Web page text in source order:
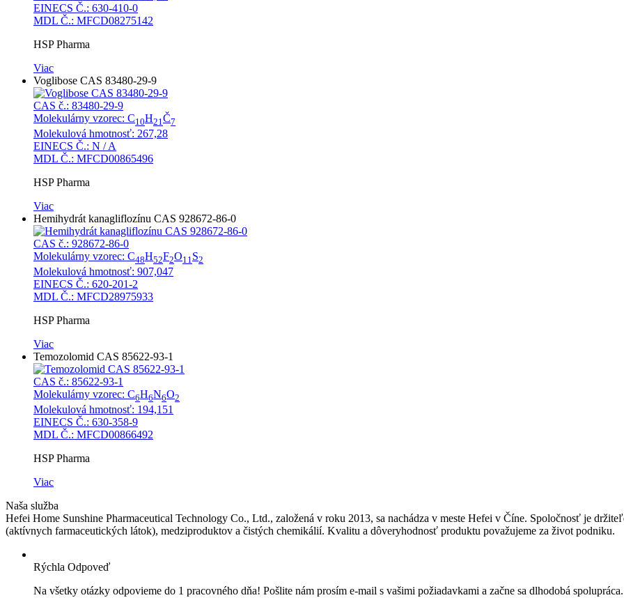
EINECS Č.: 630-410-0
MDL Č.: MFCD08275142
HSP Pharma
Viac
Voglibose CAS 83480-29-9
CAS č.: 83480-29-9
Molekulárny vzorec: C10H21 Č7
Molekulová hmotnosť: 267,28
EINECS Č.: N / A
MDL Č.: MFCD00865496
HSP Pharma
Viac
Hemihydrát kanagliflozínu CAS 928672-86-0
CAS č.: 928672-86-0
Molekulárny vzorec: C48H52F2O11 S2
Molekulová hmotnosť: 907,047
EINECS Č.: 620-201-2
MDL Č.: MFCD28975933
HSP Pharma
Viac
Temozolomid CAS 85622-93-1
CAS č.: 85622-93-1
Molekulárny vzorec: C6H6N6O2
Molekulová hmotnosť: 194,151
EINECS Č.: 630-358-9
MDL Č.: MFCD00866492
HSP Pharma
Viac
Naša služba
Hefei Home Sunshine Pharmaceutical Technology Co., Ltd., založená v roku 2013, sa nachádza v meste Hefei v Číne. Spoločnosť je
(aktívnych farmaceutických látok), medziproduktov a čistých chemikálií. Kvalitu a dôveryhodnosť produktu považujeme za život podniku.
Rýchla Odpoveď
Na všetky otázky odpovieme do 1 pracovného dňa! Pošlite nám prosím e-mail s vašimi požiadavkami a začne sa dlhodobá spolupráca.